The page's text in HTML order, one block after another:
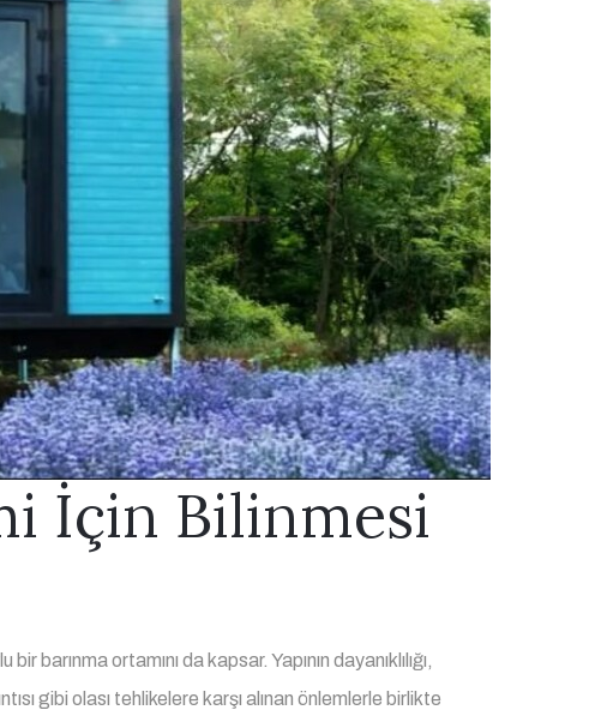
İçin Bilinmesi
ortamını da kapsar. Yapının dayanıklılığı,
gibi olası tehlikelere karşı alınan önlemlerle birlikte